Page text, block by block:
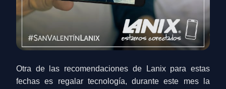
Otra de las recomendaciones de Lanixpara estas
fechas es regalar tecnología, durante este mes la